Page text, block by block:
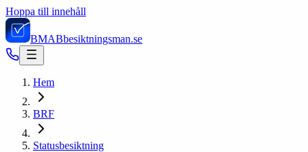
Hoppa till innehåll
BMABbesiktningsman.se
Hem
BRF
Statusbesiktning